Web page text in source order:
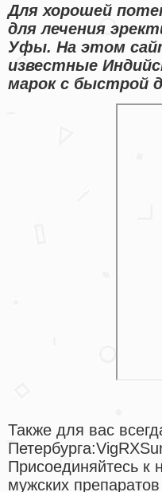
Для хорошей
для лечения
Уфы. На этом
известные
марок с быстрой
Также для вас
Присоединяйтесь к
мужских